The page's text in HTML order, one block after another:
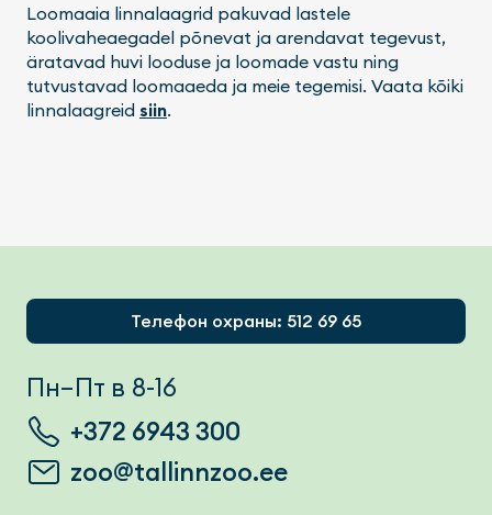
Loomaaia linnalaagrid pakuvad lastele
koolivaheaegadel põnevat ja arendavat tegevust,
äratavad huvi looduse ja loomade vastu ning
tutvustavad loomaaeda ja meie tegemisi. Vaata kõiki
linnalaagreid siin.
Телефон охраны: 512 69 65
Пн–Пт в 8-16
+372 6943 300
zoo@tallinnzoo.ee